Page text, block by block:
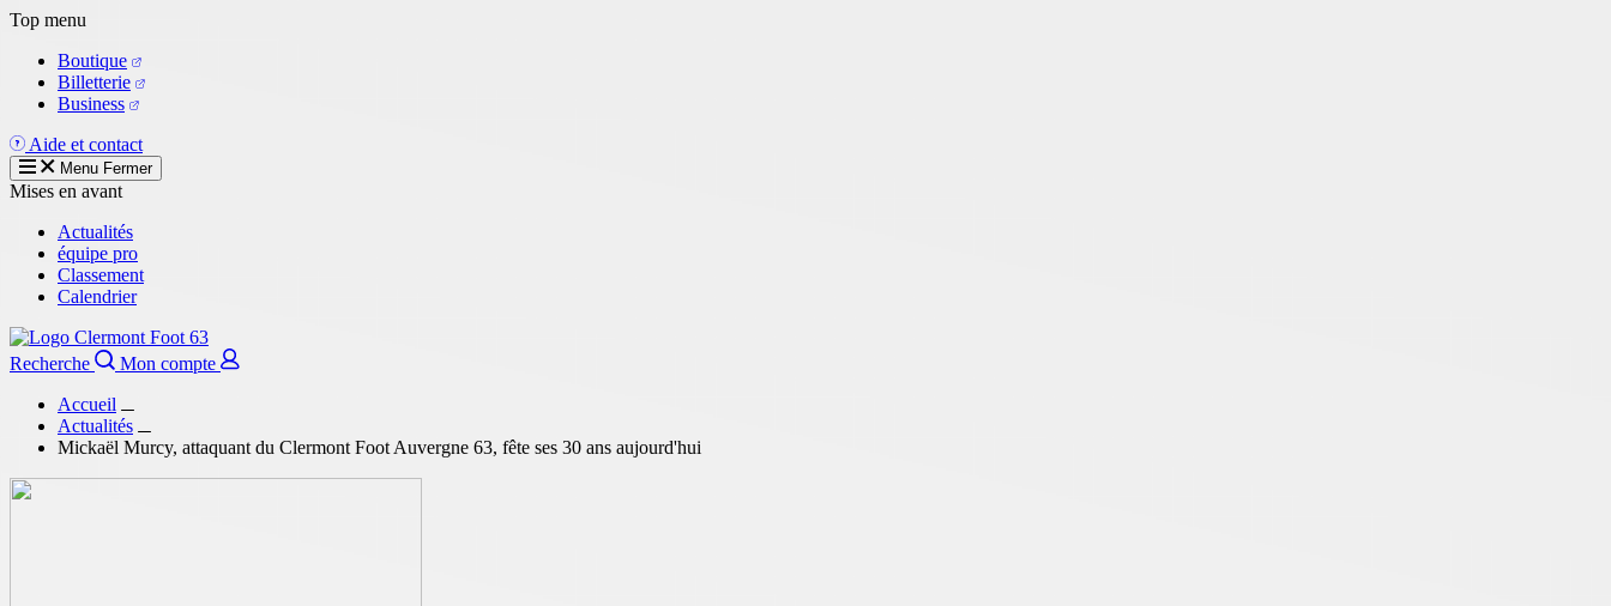
Aller
contenu
principal
Top menu
Boutique
Billetterie
Business
Aide et contact
Menu Fermer
Mises en avant
Actualités
équipe pro
Classement
Calendrier
Recherche
Mon compte
Accueil
Actualités
Mickaël Murcy, attaquant du Clermont Foot Auvergne 63, fête ses 30 ans aujourd'hui